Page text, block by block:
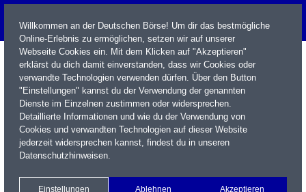
Name / WKN / ISIN / Kürzel
Xetra Realtime
Watchlist Portfolio Login
Willkommen an der Deutschen Börse! Um dir das bestmögliche
Online-Erlebnis zu ermöglichen, setzen wir auf unserer
Webseite Cookies ein. Mit dem Klicken auf "Akzeptieren"
erklärst du dich damit einverstanden, dass wir Cookies oder
verwandte Technologien verwenden dürfen. Über den Button
"Einstellungen" kannst du der Verwendung der genannten
Dienste im Einzelnen zustimmen oder widersprechen.
Detaillierte Informationen und wie du der Verwendung von
Cookies und verwandten Technologien auf dieser Website
jederzeit widersprechen kannst, findest du in unseren
Datenschutzhinweisen.
Einstellungen Ablehnen Akzeptieren